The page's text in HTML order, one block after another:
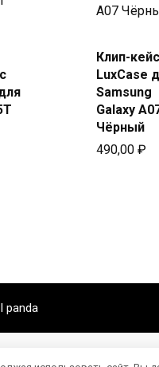
в
Клип-кейс
LuxCase
Samsung
Galaxy
Чёрный
490,00 ₽
panda